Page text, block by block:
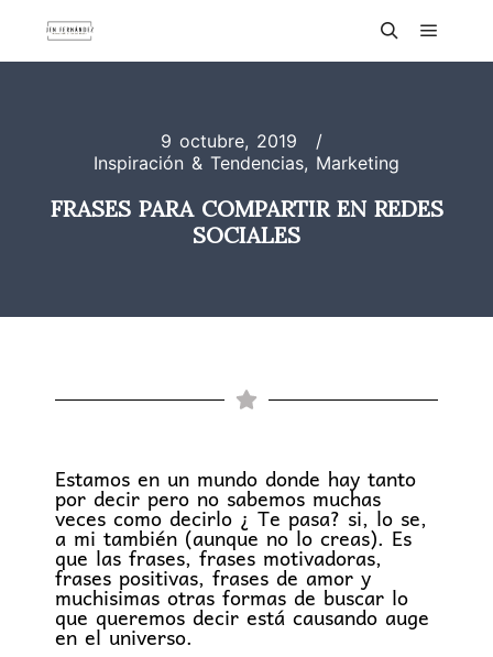
9 octubre, 2019
Inspiración & Tendencias, Marketing
FRASES PARA COMPARTIR EN REDES
SOCIALES
Estamos en un mundo donde hay tanto
por decir pero no sabemos muchas
veces como decirlo ¿ Te pasa? si, lo se,
a mi también (aunque no lo creas). Es
que las frases, frases motivadoras,
frases positivas, frases de amor y
muchisimas otras formas de buscar lo
que queremos decir está causando auge
en el universo.